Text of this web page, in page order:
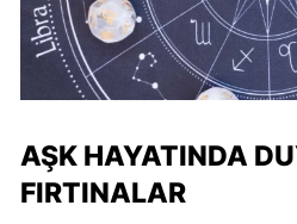
AŞK HAYATINDA
FIRTINALAR